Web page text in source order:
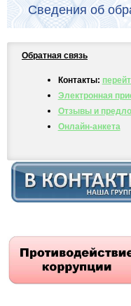
Сведения об
Обратная связь
Контакты:
Электронная
Отзывы и
Онлайн-анкета